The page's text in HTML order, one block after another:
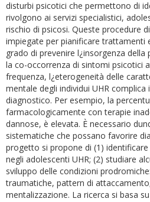
disturbi psicotici che permettono di
rivolgono ai servizi specialistici,
rischio di psicosi. Queste procedure
impiegate per pianificare trattamenti
grado di prevenire l¿insorgenza
la co-occorrenza di sintomi psicotici
frequenza, l¿eterogeneità delle
mentale degli individui UHR
diagnostico. Per esempio, la
farmacologicamente con terapie
dannose, è elevata. È necessario
sistematiche che possano favorire
progetto si propone di (1)
negli adolescenti UHR; (2) studiare
sviluppo delle condizioni
traumatiche, pattern di
mentalizzazione. La ricerca si basa